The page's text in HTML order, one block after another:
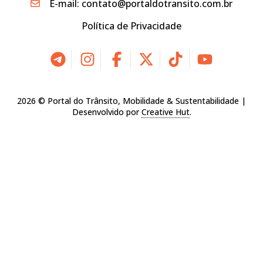
E-mail: contato@portaldotransito.com.br
Política de Privacidade
2026 © Portal do Trânsito, Mobilidade & Sustentabilidade |
Desenvolvido porCreative Hut.